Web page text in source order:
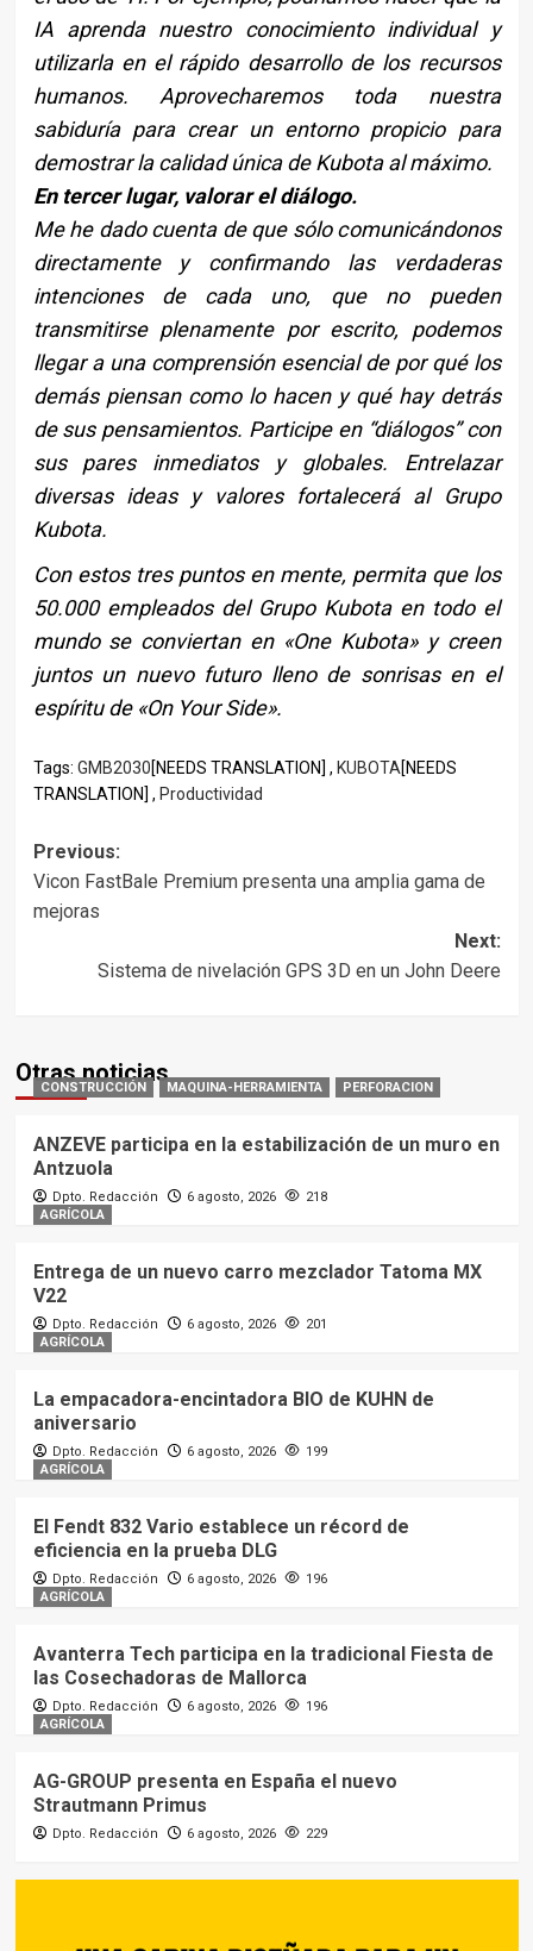
IA aprenda nuestro conocimiento individual y
utilizarla en el rápido desarrollo de los recursos
humanos. Aprovecharemos toda nuestra
sabiduría para crear un entorno propicio para
demostrar la calidad única de Kubota al máximo.
En tercer lugar, valorar el diálogo.
Me he dado cuenta de que sólo comunicándonos
directamente y confirmando las verdaderas
intenciones de cada uno, que no pueden
transmitirse plenamente por escrito, podemos
llegar a una comprensión esencial de por qué los
demás piensan como lo hacen y qué hay detrás
de sus pensamientos. Participe en “diálogos” con
sus pares inmediatos y globales. Entrelazar
diversas ideas y valores fortalecerá al Grupo
Kubota.
Con estos tres puntos en mente, permita que los
50.000 empleados del Grupo Kubota en todo el
mundo se conviertan en «One Kubota» y creen
juntos un nuevo futuro lleno de sonrisas en el
espíritu de «On Your Side».
Tags: GMB2030[NEEDS TRANSLATION] , KUBOTA[NEEDS
TRANSLATION] , Productividad
Post
navigation
Previous:
Vicon FastBale Premium presenta una amplia gama de
mejoras
Next:
Sistema de nivelación GPS 3D en un John Deere
Otras noticias
CONSTRUCCIÓN MAQUINA-HERRAMIENTA PERFORACION
ANZEVE participa en la estabilización de un muro en
Antzuola
Dpto. Redacción 6 agosto, 2026
218
AGRÍCOLA
Entrega de un nuevo carro mezclador Tatoma MX
V22
Dpto. Redacción 6 agosto, 2026
201
AGRÍCOLA
La empacadora-encintadora BIO de KUHN de
aniversario
Dpto. Redacción 6 agosto, 2026
199
AGRÍCOLA
El Fendt 832 Vario establece un récord de
eficiencia en la prueba DLG
Dpto. Redacción 6 agosto, 2026
196
AGRÍCOLA
Avanterra Tech participa en la tradicional Fiesta de
las Cosechadoras de Mallorca
Dpto. Redacción 6 agosto, 2026
196
AGRÍCOLA
AG-GROUP presenta en España el nuevo
Strautmann Primus
Dpto. Redacción 6 agosto, 2026 229